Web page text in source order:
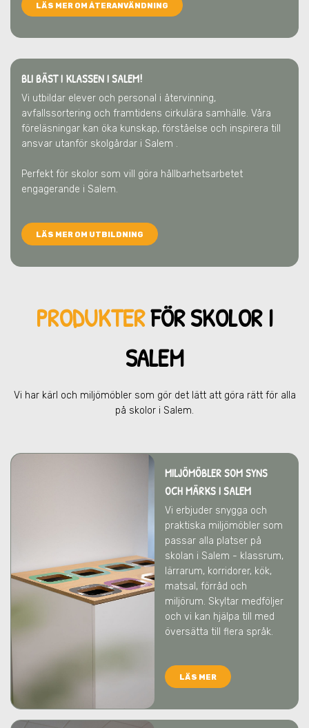
LÄS MER OM ÅTERANVÄNDNING
BLI BÄST I KLASSEN I SALEM!
Vi utbildar elever och personal i återvinning,
avfallssortering och framtidens cirkulära samhälle. Våra
föreläsningar kan öka kunskap, förståelse och inspirera till
ansvar utanför skolgårdar i Salem .
Perfekt för skolor som vill göra hållbarhetsarbetet
engagerande i Salem.
LÄS MER OM UTBILDNING
PRODUKTERFÖR SKOLOR I
SALEM
Vi har kärl och miljömöbler som gör det lätt att göra rätt för alla
på skolor i Salem.
MILJÖMÖBLER SOM SYNS
OCH MÄRKSI SALEM
Vi erbjuder snygga och
praktiska miljömöbler som
passar alla platser på
skolan i Salem - klassrum,
lärrarum, korridorer, kök,
matsal, förråd och
miljörum. Skyltar medföljer
och vi kan hjälpa till med
översätta till flera språk.
LÄS MER